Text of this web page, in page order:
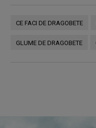
CE FACI DE DRAGOBETE
GLUME DE DRAGOBETE